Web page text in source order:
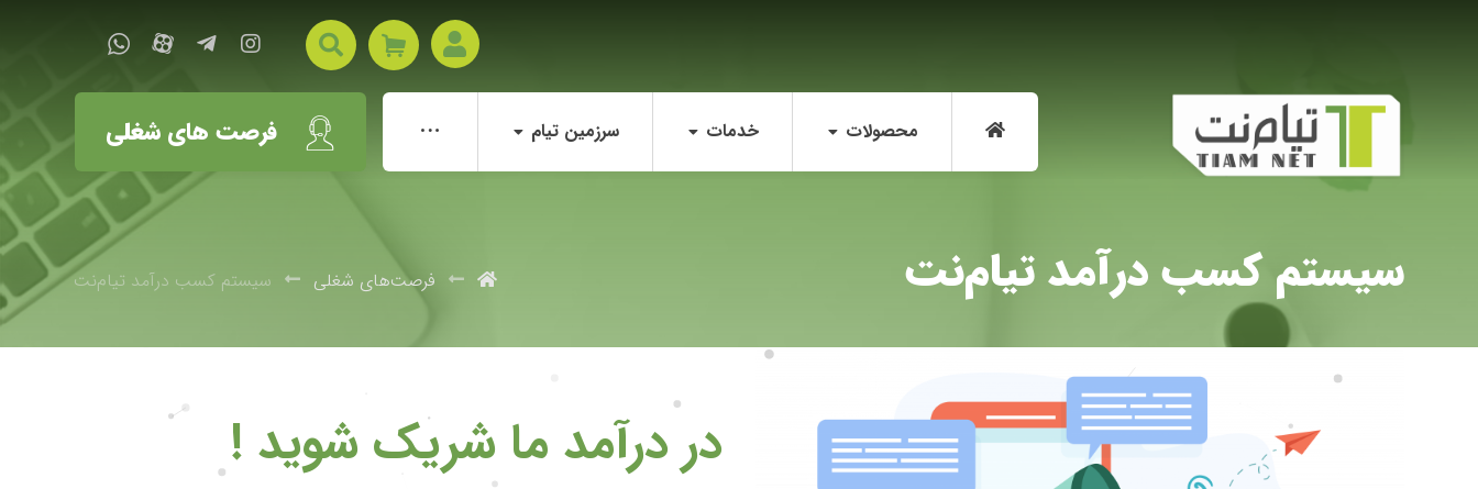
فرصت های شغلی محصولات خدمات سرزمین تیام
سیستم کسب درآمد تیام‌نت فرصت‌های شغلی سیستم کسب درآمد تیام‌نت
در درآمد ما شریک شوید !